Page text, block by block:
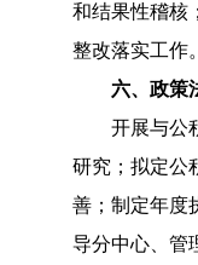
和结果性稽核 ；
整改落实工作。
六、 政策
开展与公
研究 ； 拟定公
善 ； 制定年度
导分中心、管